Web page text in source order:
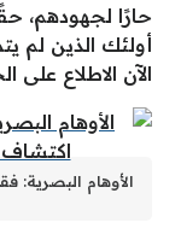
حارًا لجهودهم،
أولئك الذين لم
الآن الاطلاع على
الأوهام البصرية: